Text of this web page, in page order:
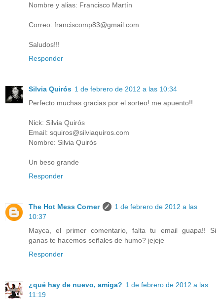
Nombre y alias: Francisco Martín
Correo: franciscomp83@gmail.com
Saludos!!!
Responder
Silvia Quirós 1 de febrero de 2012 a las 10:34
Perfecto muchas gracias por el sorteo! me apuento!!
Nick: Silvia Quirós
Email: squiros@silviaquiros.com
Nombre: Silvia Quirós
Un beso grande
Responder
The Hot Mess Corner
1 de febrero de 2012 a las
10:37
Mayca, el primer comentario, falta tu email guapa!! Si
ganas te hacemos señales de humo? jejeje
Responder
¿qué hay de nuevo, amiga? 1 de febrero de 2012 a las
11:19